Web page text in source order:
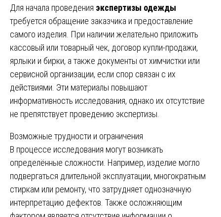
Для начала проведения экспертизы одежды
требуется обращение заказчика и предоставление
самого изделия. При наличии желательно приложить
кассовый или товарный чек, договор купли-продажи,
ярлыки и бирки, а также документы от химчистки или
сервисной организации, если спор связан с их
действиями. Эти материалы повышают
информативность исследования, однако их отсутствие
не препятствует проведению экспертизы.
Возможные трудности и ограничения
В процессе исследования могут возникать
определённые сложности. Например, изделие могло
подвергаться длительной эксплуатации, многократным
стиркам или ремонту, что затрудняет однозначную
интерпретацию дефектов. Также осложняющим